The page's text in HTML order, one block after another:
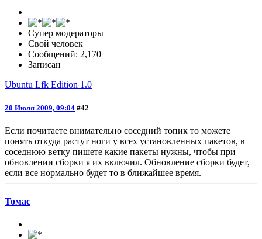
Супер модераторы
Свой человек
Сообщений: 2,170
Записан
Ubuntu Lfk Edition 1.0
20 Июля 2009, 09:04 #42
Если почитаете внимательно соседний топик то можете
понять откуда растут ноги у всех установленных пакетов, в
соседнюю ветку пишете какие пакеты нужны, чтобы при
обновлении сборки я их включил. Обновление сборки будет,
если все нормально будет то в ближайшее время.
Томас